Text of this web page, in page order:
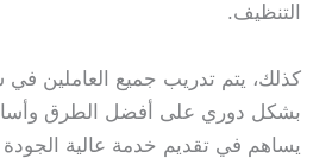
التنظيف.
كذلك، يتم تدريب جميع العاملين
بشكل دوري على أفضل الطرق
يساهم في تقديم خدمة عالية الجودة